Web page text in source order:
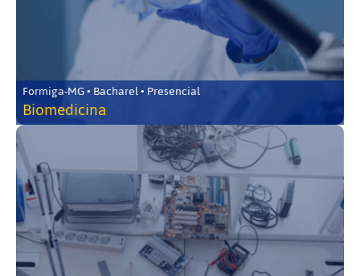
Formiga-MG • Bacharel • Presencial
Biomedicina